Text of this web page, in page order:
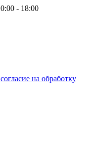
- 18:00
согласие на обработку